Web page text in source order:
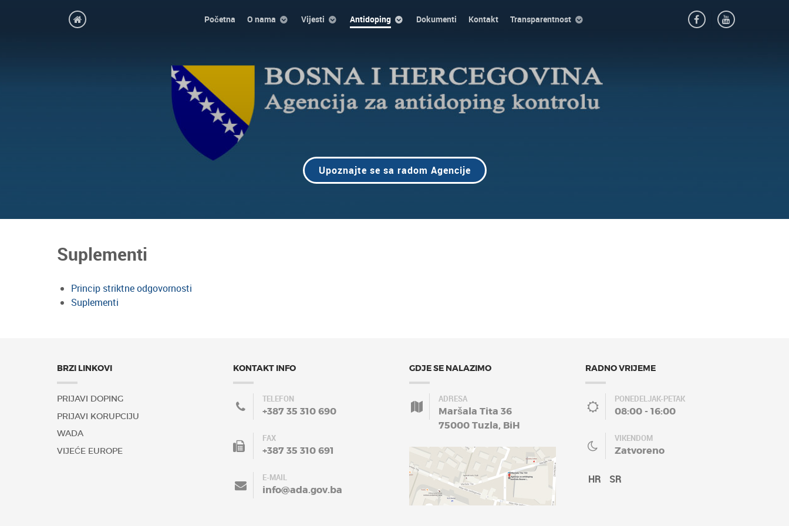
Početna O nama Vijesti Antidoping Dokumenti Kontakt Transparentnost
Upoznajte se sa radom Agencije
Suplementi
Princip striktne odgovornosti
Suplementi
BRZI LINKOVI
PRIJAVI DOPING
PRIJAVI KORUPCIJU
WADA
VIJEĆE EUROPE
KONTAKT INFO
TELEFON
+387 35 310 690
FAX
+387 35 310 691
E-MAIL
info@ada.gov.ba
GDJE SE NALAZIMO
ADRESA
Maršala Tita 36
75000 Tuzla, BiH
RADNO VRIJEME
PONEDELJAK-PETAK
08:00 - 16:00
VIKENDOM
Zatvoreno
HR SR